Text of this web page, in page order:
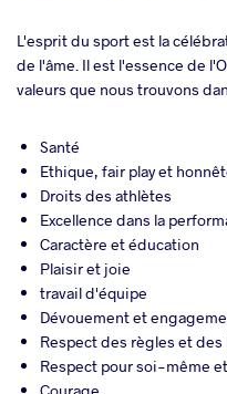
L'esprit du sport est la
de l'âme. Il est l'essence de
valeurs que nous trouvons
Santé
Ethique, fair play et
Droits des athlètes
Excellence dans la
Caractère et éducation
Plaisir et joie
travail d'équipe
Dévouement et
Respect des règles et des
Respect pour soi-même